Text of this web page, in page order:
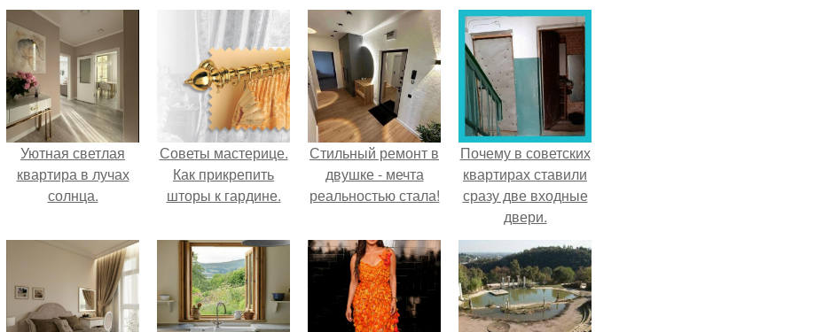
Уютная светлая
квартира в лучах
солнца.
Советы мастерице.
Как прикрепить
шторы к гардине.
Стильный ремонт в
двушке - мечта
реальностью стала!
Почему в советских
квартирах ставили
сразу две входные
двери.